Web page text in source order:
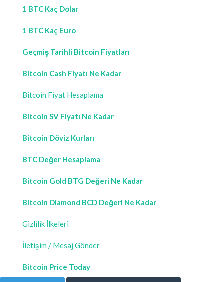
1 BTC Kaç Dolar
1 BTC Kaç Euro
Geçmiş Tarihli Bitcoin Fiyatları
Bitcoin Cash Fiyatı Ne Kadar
Bitcoin Fiyat Hesaplama
Bitcoin SV Fiyatı Ne Kadar
Bitcoin Döviz Kurları
BTC Değer Hesaplama
Bitcoin Gold BTG Değeri Ne Kadar
Bitcoin Diamond BCD Değeri Ne Kadar
Gizlilik İlkeleri
İletişim / Mesaj Gönder
Bitcoin Price Today